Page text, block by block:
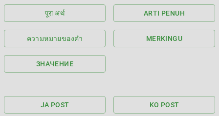
पूरा अर्थ ARTI PENUH
ความหมายของคำ MERKINGU
ЗНАЧЕНИЕ
JA POST KO POST